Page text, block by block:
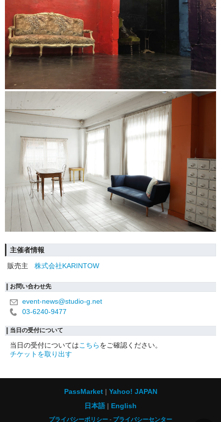
主催者情報
販売主
株式会社KARINTOW
お問い合わせ先
event-news@studio-g.net
03-6240-9477
当日の受付について
当日の受付についてはこちらをご確認ください。
チケットを取り出す
PassMarket
Yahoo! JAPAN
日本語
English
プライバシーポリシー プライバシーセンター